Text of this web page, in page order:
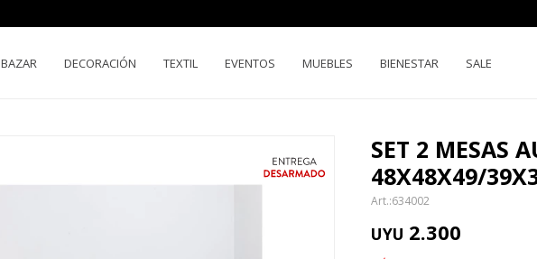
BAZAR DECORACIÓN TEXTIL EVENTOS MUEBLES BIENESTAR SALE
SET 2 MESAS
48X48X49/
634002
UYU 2.300